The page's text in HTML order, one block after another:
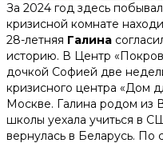
За 2024 год здесь
кризисной комнате
28-летняя Галина
историю. В Центр
дочкой Софией две
кризисного центра «Дом
Москве. Галина родом из
школы уехала учиться в
вернулась в Беларусь. По